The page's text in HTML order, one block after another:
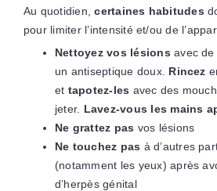
Au quotidien,certaines habitudes
pour limiter l’intensité et/ou de
Nettoyez vos lésions avec de
un antiseptique doux. Rincez
et tapotez-les avec des
jeter. Lavez-vous les mains
Ne grattez pas vos lésions
Ne touchez pas à d’autres
(notamment les yeux) après
d’herpès génital